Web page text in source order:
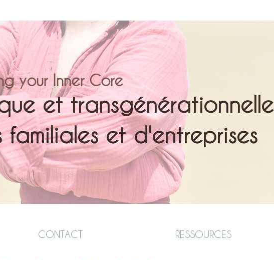
et transgénérationnelle
et d'entreprises
your Inner Core
CONTACT RESSOURCES